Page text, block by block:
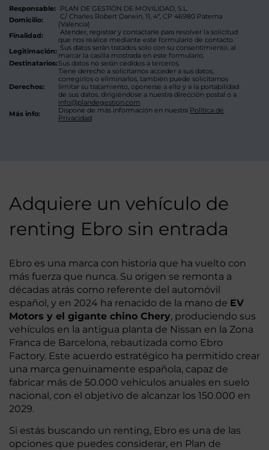
Responsable: PLAN DE GESTIÓN DE MOVILIDAD, S.L.
Domicilio:
C/ Charles Robert Darwin, 11, 4ª, CP 46980 Paterna
(Valencia)
Finalidad:
Atender, registrar y contactarle para resolver la solicitud
que nos realice mediante este formulario de contacto.
Legitimación: Sus datos serán tratados solo con su consentimiento, al
marcar la casilla mostrada en este formulario.
Destinatarios:Sus datos no serán cedidos a terceros.
Derechos:
Tiene derecho a solicitarnos acceder a sus datos,
corregirlos o eliminarlos, también puede solicitarnos
limitar su tratamiento, oponerse a ello y a la portabilidad
de sus datos, dirigiéndose a nuestra dirección postal o a
info@plandegestion.com
Más info:
Dispone de más información en nuestra Política de
Privacidad
Adquiere un vehículo de
renting Ebro sin entrada
Ebro es una marca con historia que ha vuelto con
más fuerza que nunca. Su origen se remonta a
décadas atrás como referente del automóvil
español, y en 2024 ha renacido de la mano de EV
Motors y el gigante chino Chery, produciendo sus
vehículos en la antigua planta de Nissan en la Zona
Franca de Barcelona, rebautizada como Ebro
Factory. Este acuerdo estratégico ha permitido crear
una marca genuinamente española, capaz de
fabricar más de 50.000 vehículos anuales en suelo
nacional, con el objetivo de alcanzar los 150.000 en
2029.
Si estás buscando un renting, Ebro es una de las
opciones que puedes considerar, en Plan de